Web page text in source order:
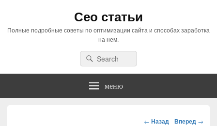
Сео статьи
Полные подробные советы по оптимизации сайта и способах заработка
на нем.
Search
for:
Search
меню
Навигация
← Назад Вперед →